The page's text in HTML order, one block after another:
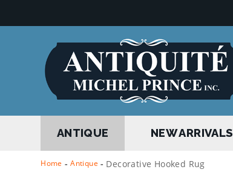
ANTIQUE NEW ARRIVALS
Home - Antique - Decorative Hooked Rug